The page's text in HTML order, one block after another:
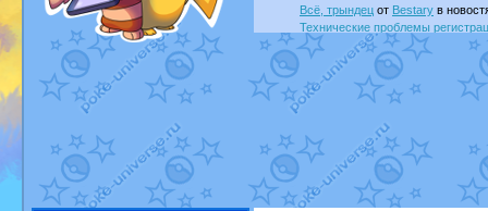
Всё, трындец от Bestary в
Технические проблемы
доброе утро славянеот
в
Йолда и Мимикьюот
Недовольный котомангуст
от
The Dark Wishmaker от
Randomon
ilovearceus
Raging Boltот GraceDaFox
в
Shadow mismagiusот
в
художник
отvicavica в фанарте.